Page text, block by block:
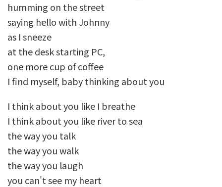
humming on the street
saying hello with Johnny
as I sneeze
at the desk starting PC,
one more cup of coffee
I find myself, baby thinking about you
I think about you like I breathe
I think about you like river to sea
the way you talk
the way you walk
the way you laugh
you can't see my heart